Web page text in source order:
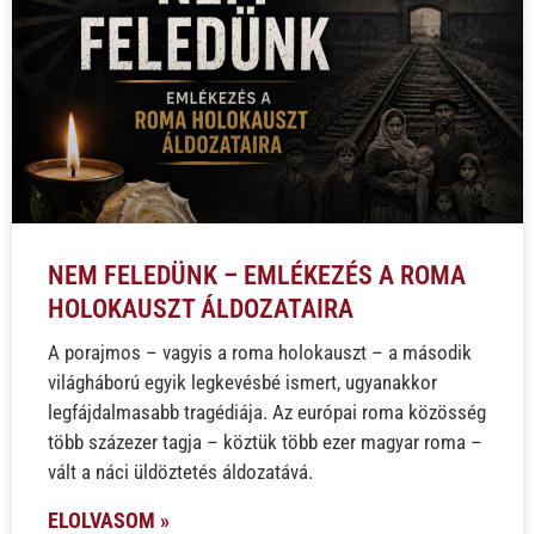
NEM FELEDÜNK – EMLÉKEZÉS A ROMA
HOLOKAUSZT ÁLDOZATAIRA
A porajmos – vagyis a roma holokauszt – a második
világháború egyik legkevésbé ismert, ugyanakkor
legfájdalmasabb tragédiája. Az európai roma közösség
több százezer tagja – köztük több ezer magyar roma –
vált a náci üldöztetés áldozatává.
ELOLVASOM »